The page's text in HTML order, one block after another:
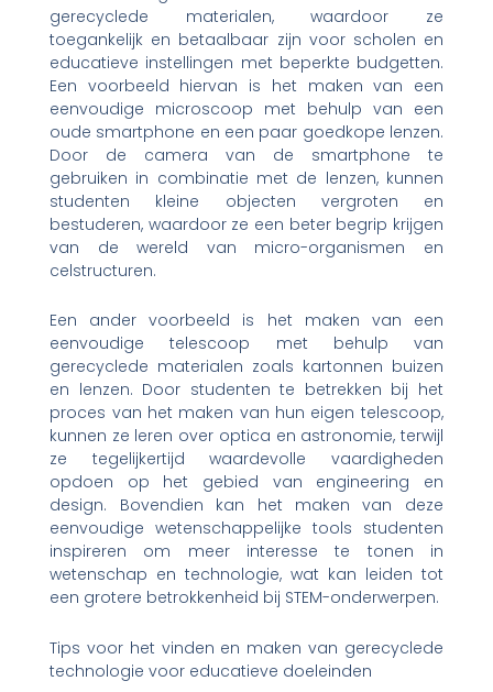
gerecyclede materialen, waardoor ze
toegankelijk en betaalbaar zijn voor scholen en
educatieve instellingen met beperkte budgetten.
Een voorbeeld hiervan is het maken van een
eenvoudige microscoop met behulp van een
oude smartphone en een paar goedkope lenzen.
Door de camera van de smartphone te
gebruiken in combinatie met de lenzen, kunnen
studenten kleine objecten vergroten en
bestuderen, waardoor ze een beter begrip krijgen
van de wereld van micro-organismen en
celstructuren.
Een ander voorbeeld is het maken van een
eenvoudige telescoop met behulp van
gerecyclede materialen zoals kartonnen buizen
en lenzen. Door studenten te betrekken bij het
proces van het maken van hun eigen telescoop,
kunnen ze leren over optica en astronomie, terwijl
ze tegelijkertijd waardevolle vaardigheden
opdoen op het gebied van engineering en
design. Bovendien kan het maken van deze
eenvoudige wetenschappelijke tools studenten
inspireren om meer interesse te tonen in
wetenschap en technologie, wat kan leiden tot
een grotere betrokkenheid bij STEM-onderwerpen.
Tips voor het vinden en maken van gerecyclede
technologie voor educatieve doeleinden